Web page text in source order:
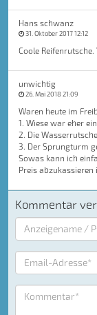
Hans schwanz
31. Oktober 2017 12:12
Coole Reifenrutsche.
unwichtig
26. Mai 2018 21:09
Waren heute im
1. Wiese war eher
2. Die
3. Der Sprungturm
Sowas kann ich
Preis
Kommentar